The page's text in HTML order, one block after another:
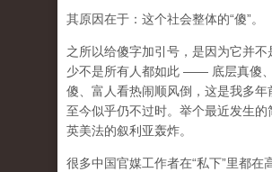
其原因在于：这个社会整体的“傻”。
之所以给傻字加引号，是因为它并不
少不是所有人都如此 —— 底层真傻
傻、富人看热闹顺风倒，这是我多年
至今似乎仍不过时。举个最近发生的
英美法的叙利亚轰炸。
很多中国官媒工作者在“私下”里都在